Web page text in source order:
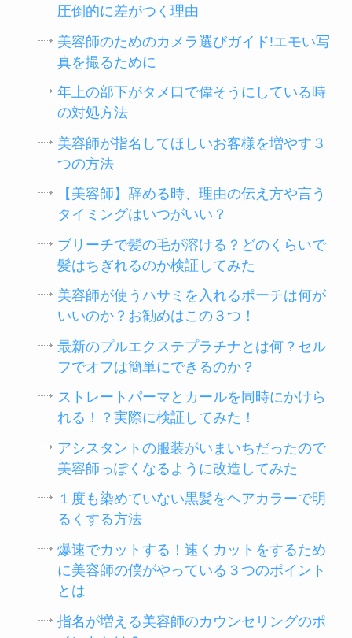
圧倒的に差がつく理由
美容師のためのカメラ選びガイド!エモい写
真を撮るために
年上の部下がタメ口で偉そうにしている時
の対処方法
美容師が指名してほしいお客様を増やす３
つの方法
【美容師】辞める時、理由の伝え方や言う
タイミングはいつがいい？
ブリーチで髪の毛が溶ける？どのくらいで
髪はちぎれるのか検証してみた
美容師が使うハサミを入れるポーチは何が
いいのか？お勧めはこの３つ！
最新のプルエクステプラチナとは何？セル
フでオフは簡単にできるのか？
ストレートパーマとカールを同時にかけら
れる！？実際に検証してみた！
アシスタントの服装がいまいちだったので
美容師っぽくなるように改造してみた
１度も染めていない黒髪をヘアカラーで明
るくする方法
爆速でカットする！速くカットをするため
に美容師の僕がやっている３つのポイント
とは
指名が増える美容師のカウンセリングのポ